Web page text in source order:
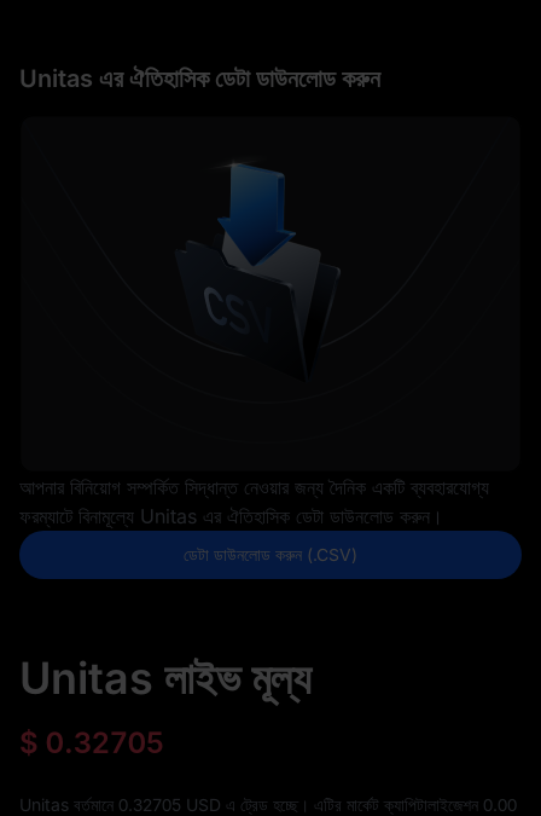
Unitas এর ঐতিহাসিক ডেটা ডাউনলোড করুন
আপনার বিনিয়োগ সম্পর্কিত সিদ্ধান্ত নেওয়ার জন্য দৈনিক একটি ব্যবহারযোগ্য
ফরম্যাটে বিনামূল্যে Unitas এর ঐতিহাসিক ডেটা ডাউনলোড করুন।
ডেটা ডাউনলোড করুন (.CSV)
Unitas লাইভ মূল্য
$ 0.32705
Unitas বর্তমানে 0.32705 USD এ ট্রেড হচ্ছে। এটির মার্কেট ক্যাপিটালাইজেশন 0.00